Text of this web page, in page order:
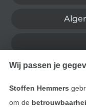
Wij passen je
Stoffen Hemmers
om de